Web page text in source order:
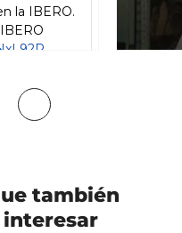
Mover
derecha
también